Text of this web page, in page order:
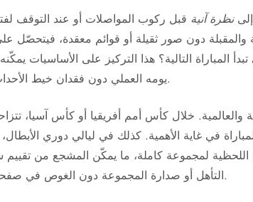
نظرة آنية قبل ركوب المواصلات أو عند التوقف
دون صور ثقيلة أو قوائم معقدة، فيتحصّل
المباراة التالية؟ هذا التركيز على الأساسيات
يومه العملي دون فقدان خيط الأحداث الرياضية.
والعالمية. خلال كأس أمم أفريقيا أو كأس آسيا،
في غاية الأهمية. كذلك في ليالي دوري
اللحظية لمجموعة كاملة، ما يمكّن المشجع من تقييم
التأهل أو صدارة المجموعة دون الغوص في صفحات متعددة.